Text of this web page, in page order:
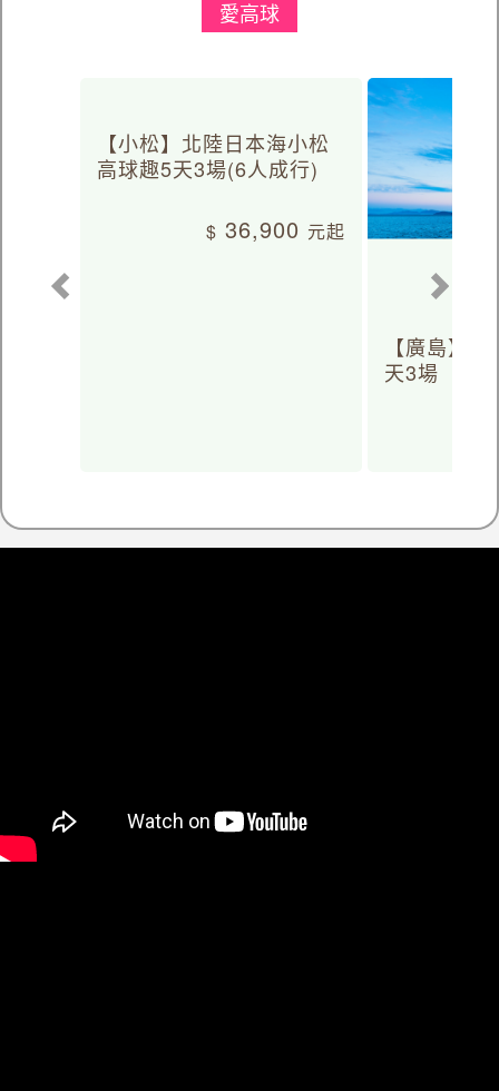
愛高球
【小松】北陸日本海小松
高球趣5天3場(6人成行)
36,900
【廣島】
天3場